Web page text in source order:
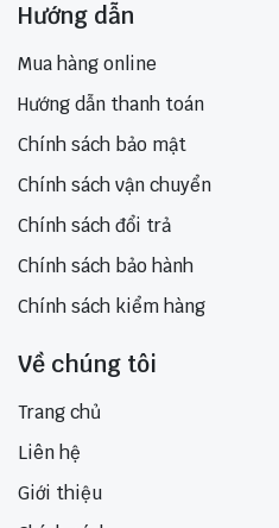
Hướng dẫn
Mua hàng online
Hướng dẫn thanh toán
Chính sách bảo mật
Chính sách vận chuyển
Chính sách đổi trả
Chính sách bảo hành
Chính sách kiểm hàng
Về chúng tôi
Trang chủ
Liên hệ
Giới thiệu